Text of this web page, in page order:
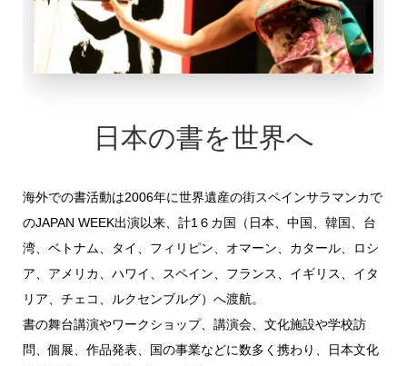
日本の書を世界へ
海外での書活動は2006年に世界遺産の街スペインサラマンカで
のJAPAN WEEK出演以来、計1６カ国
（日本、中国、韓国、台
湾、ベトナム、タイ、フィリピン、オマーン、カタール、ロシ
ア、アメリカ、ハワイ、スペイン、フランス、イギリス、イタ
リア、チェコ、ルクセンブルグ）へ渡航。
書の舞台講演やワークショップ、 講演会、文化施設や学校訪
問、個展、作品発表、国の事業などに数多く携わり、日本文化